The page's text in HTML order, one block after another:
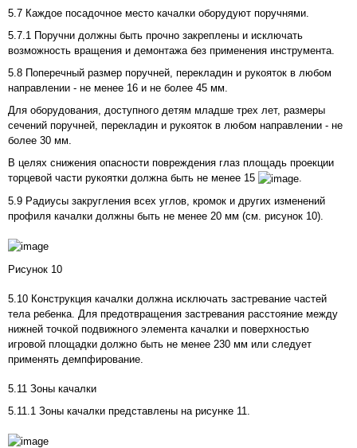
5.7 Каждое посадочное место качалки оборудуют поручнями.
5.7.1 Поручни должны быть прочно закреплены и исключать
возможность вращения и демонтажа без применения инструмента.
5.8 Поперечный размер поручней, перекладин и рукояток в любом
направлении - не менее 16 и не более 45 мм.
Для оборудования, доступного детям младше трех лет, размеры
сечений поручней, перекладин и рукояток в любом направлении - не
более 30 мм.
В целях снижения опасности повреждения глаз площадь проекции
торцевой части рукоятки должна быть не менее 15
.
5.9 Радиусы закругления всех углов, кромок и других изменений
профиля качалки должны быть не менее 20 мм (см. рисунок 10).
Рисунок 10
5.10 Конструкция качалки должна исключать застревание частей
тела ребенка. Для предотвращения застревания расстояние между
нижней точкой подвижного элемента качалки и поверхностью
игровой площадки должно быть не менее 230 мм или следует
применять демпфирование.
5.11 Зоны качалки
5.11.1 Зоны качалки представлены на рисунке 11.